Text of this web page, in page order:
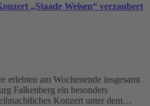
„Staade Weisen“ verzaubert
erlebten am Wochenende insgesamt
Falkenberg ein besonders
Konzert unter dem…